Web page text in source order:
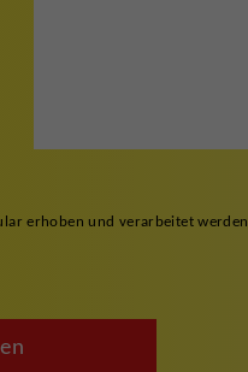
erhoben und verarbeitet werden.